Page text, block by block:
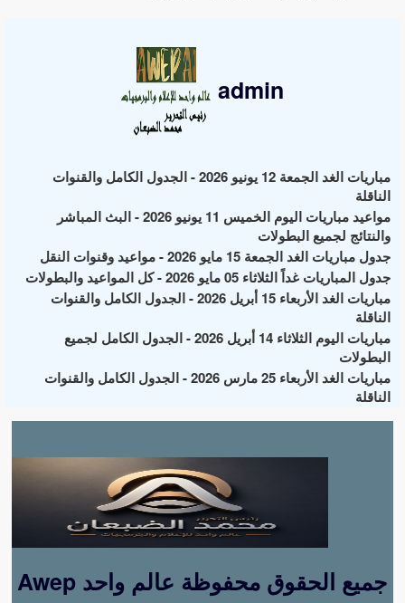
admin
مباريات الغد الجمعة 12 يونيو 2026 - الجدول الكامل والقنوات
الناقلة
مواعيد مباريات اليوم الخميس 11 يونيو 2026 - البث المباشر
والنتائج لجميع البطولات
جدول مباريات الغد الجمعة 15 مايو 2026 - مواعيد وقنوات النقل
جدول المباريات غداً الثلاثاء 05 مايو 2026 - كل المواعيد والبطولات
مباريات الغد الأربعاء 15 أبريل 2026 - الجدول الكامل والقنوات
الناقلة
مباريات اليوم الثلاثاء 14 أبريل 2026 - الجدول الكامل لجميع
البطولات
مباريات الغد الأربعاء 25 مارس 2026 - الجدول الكامل والقنوات
الناقلة
Awep جميع الحقوق محفوظة عالم واحد